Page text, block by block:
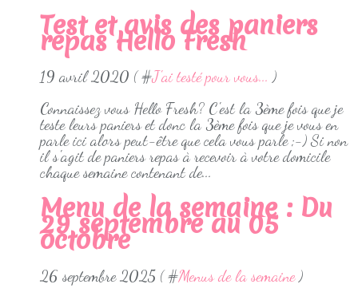
Test et avis des paniers
repas Hello Fresh
19 avril 2020 ( #J'ai testé pour vous... )
Connaissez vous Hello Fresh? C'est la 3ème fois que je
teste leurs paniers et donc la 3ème fois que je vous en
parle ici alors peut-être que cela vous parle ;-) Si non
il s'agit de paniers repas à recevoir à votre domicile
chaque semaine contenant de...
Menu de la semaine : Du
29 septembre au 05
octobre
26 septembre 2025 ( #Menus de la semaine)